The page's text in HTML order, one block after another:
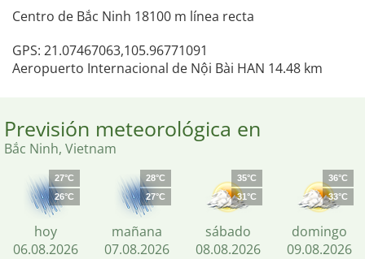
Centro de Bắc Ninh 18100 m línea recta
GPS: 21.07467063,105.96771091
Aeropuerto Internacional de Nội Bài HAN 14.48 km
Previsión meteorológica en
Bắc Ninh, Vietnam
27°C
26°C
hoy
06.08.2026
28°C
27°C
mañana
07.08.2026
35°C
31°C
sábado
08.08.2026
36°C
33°C
domingo
09.08.2026